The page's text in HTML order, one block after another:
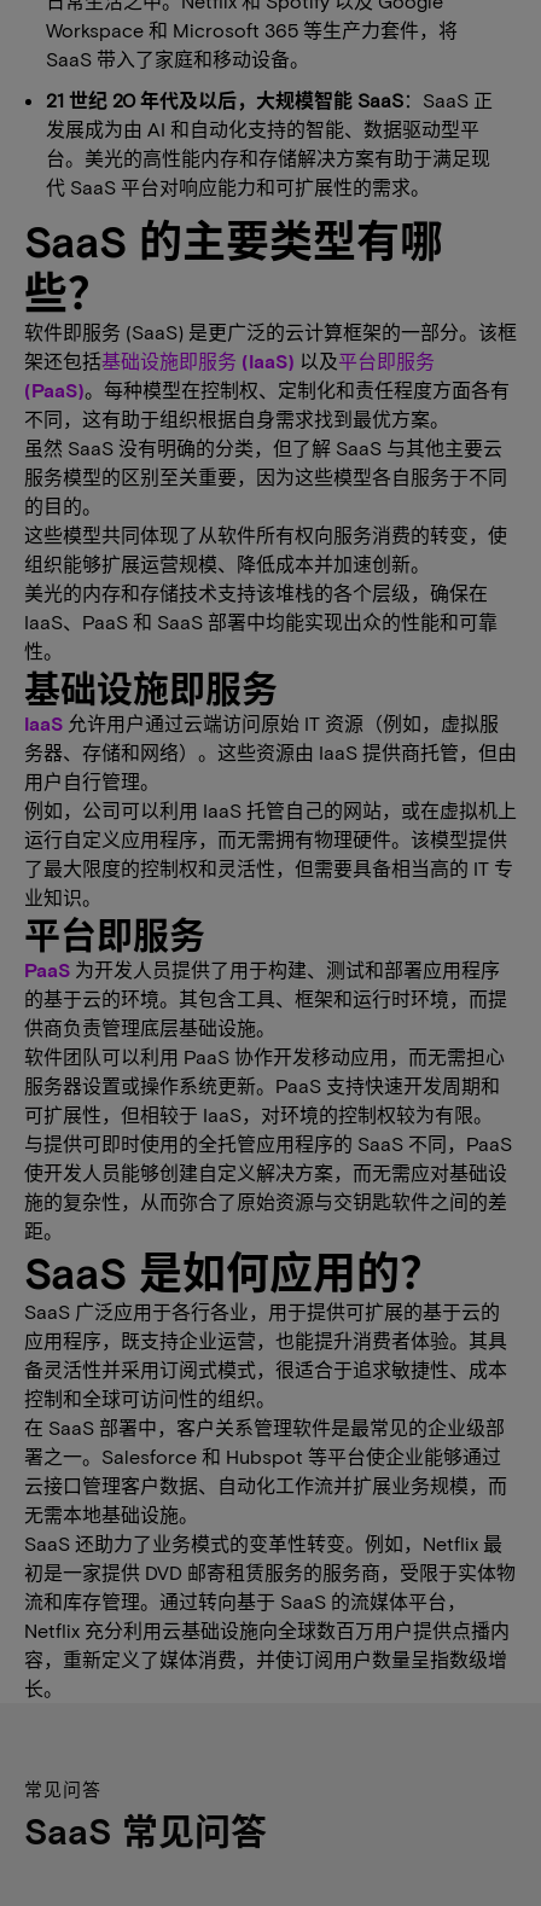
Workspace 和 Microsoft 365 等生产力套件，将
SaaS 带入了家庭和移动设备。
21 世纪 20 年代及以后，大规模智能 SaaS：SaaS 正
发展成为由 AI 和自动化支持的智能、数据驱动型平
台。美光的高性能内存和存储解决方案有助于满足现
代 SaaS 平台对响应能力和可扩展性的需求。
SaaS 的主要类型有哪
些？
软件即服务 (SaaS) 是更广泛的云计算框架的一部分。该框
架还包括基础设施即服务 (IaaS) 以及平台即服务
(PaaS)。每种模型在控制权、定制化和责任程度方面各有
不同，这有助于组织根据自身需求找到最优方案。
虽然 SaaS 没有明确的分类，但了解 SaaS 与其他主要云
服务模型的区别至关重要，因为这些模型各自服务于不同
的目的。
这些模型共同体现了从软件所有权向服务消费的转变，使
组织能够扩展运营规模、降低成本并加速创新。
美光的内存和存储技术支持该堆栈的各个层级，确保在
IaaS、PaaS 和 SaaS 部署中均能实现出众的性能和可靠
性。
基础设施即服务
IaaS 允许用户通过云端访问原始 IT 资源（例如，虚拟服
务器、存储和网络）。这些资源由 IaaS 提供商托管，但由
用户自行管理。
例如，公司可以利用 IaaS 托管自己的网站，或在虚拟机上
运行自定义应用程序，而无需拥有物理硬件。该模型提供
了最大限度的控制权和灵活性，但需要具备相当高的 IT 专
业知识。
平台即服务
PaaS 为开发人员提供了用于构建、测试和部署应用程序
的基于云的环境。其包含工具、框架和运行时环境，而提
供商负责管理底层基础设施。
软件团队可以利用 PaaS 协作开发移动应用，而无需担心
服务器设置或操作系统更新。PaaS 支持快速开发周期和
可扩展性，但相较于 IaaS，对环境的控制权较为有限。
与提供可即时使用的全托管应用程序的 SaaS 不同，PaaS
使开发人员能够创建自定义解决方案，而无需应对基础设
施的复杂性，从而弥合了原始资源与交钥匙软件之间的差
距。
SaaS 是如何应用的？
SaaS 广泛应用于各行各业，用于提供可扩展的基于云的
应用程序，既支持企业运营，也能提升消费者体验。其具
备灵活性并采用订阅式模式，很适合于追求敏捷性、成本
控制和全球可访问性的组织。
在 SaaS 部署中，客户关系管理软件是最常见的企业级部
署之一。Salesforce 和 Hubspot 等平台使企业能够通过
云接口管理客户数据、自动化工作流并扩展业务规模，而
无需本地基础设施。
SaaS 还助力了业务模式的变革性转变。例如，Netflix 最
初是一家提供 DVD 邮寄租赁服务的服务商，受限于实体物
流和库存管理。通过转向基于 SaaS 的流媒体平台，
Netflix 充分利用云基础设施向全球数百万用户提供点播内
容，重新定义了媒体消费，并使订阅用户数量呈指数级增
长。
常见问答
SaaS 常见问答